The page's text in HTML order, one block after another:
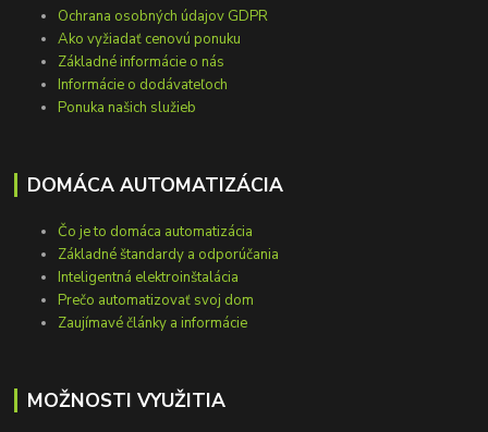
Ochrana osobných údajov GDPR
Ako vyžiadať cenovú ponuku
Základné informácie o nás
Informácie o dodávateľoch
Ponuka našich služieb
DOMÁCA AUTOMATIZÁCIA
Čo je to domáca automatizácia
Základné štandardy a odporúčania
Inteligentná elektroinštalácia
Prečo automatizovať svoj dom
Zaujímavé články a informácie
MOŽNOSTI VYUŽITIA